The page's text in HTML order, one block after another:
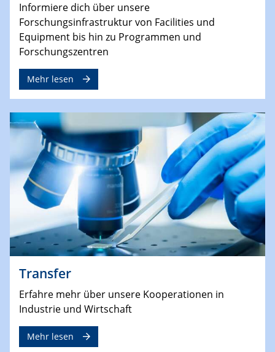
Informiere dich über unsere
Forschungsinfrastruktur von Facilities und
Equipment bis hin zu Programmen und
Forschungszentren
Mehr lesen
Transfer
Erfahre mehr über unsere Kooperationen in
Industrie und Wirtschaft
Mehr lesen